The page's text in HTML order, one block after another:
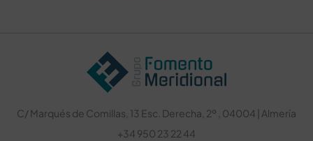
C/ Marqués de Comillas, 13 Esc. Derecha, 2º , 04004 | Almería
+34 950 23 22 44